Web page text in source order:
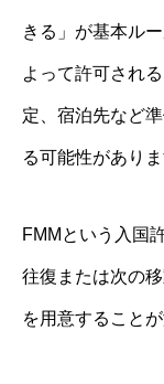
きる」が基本ル
よって許可され
定、宿泊先など
る可能性がありま
FMMという入国
往復または次の
を用意すること